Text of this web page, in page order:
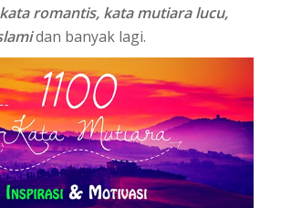
romantis, kata mutiara lucu,
dan banyak lagi.